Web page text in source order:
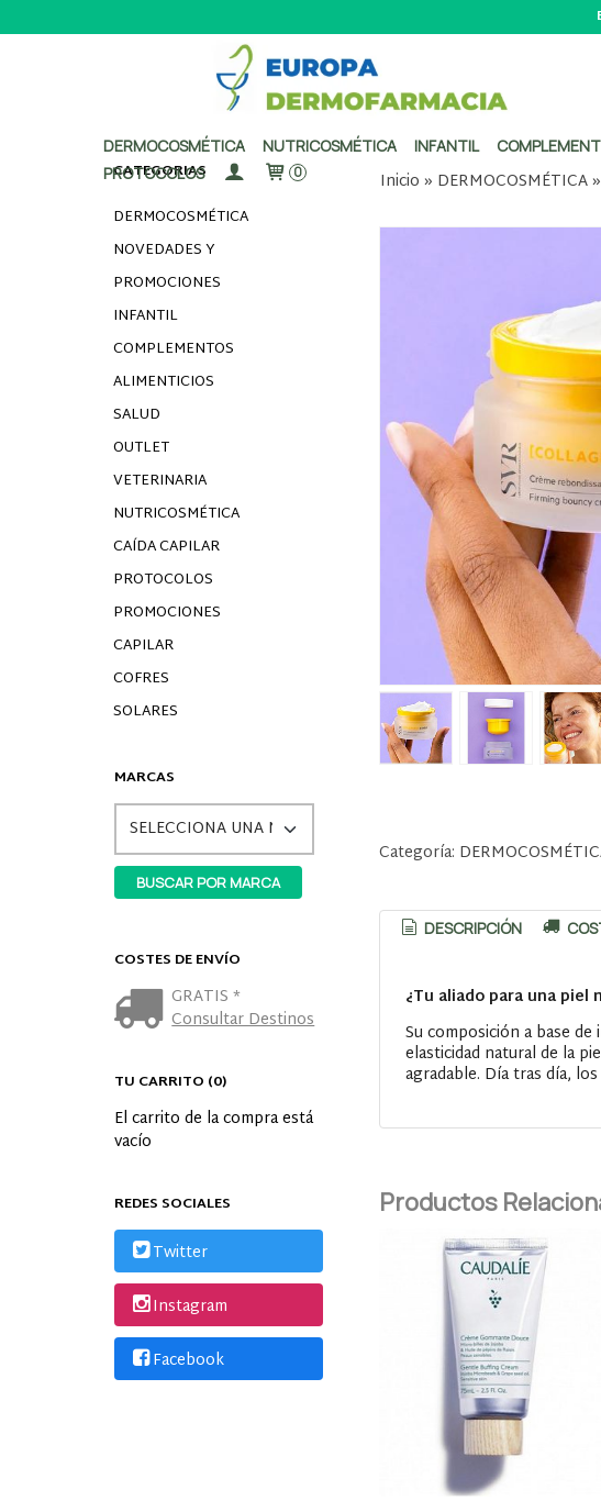
DERMOCOSMÉTICA NUTRICOSMÉTICA INFANTIL
PROTOCOLOS
0
CATEGORÍAS
DERMOCOSMÉTICA
NOVEDADES Y
PROMOCIONES
INFANTIL
COMPLEMENTOS
ALIMENTICIOS
SALUD
OUTLET
VETERINARIA
NUTRICOSMÉTICA
CAÍDA CAPILAR
PROTOCOLOS
PROMOCIONES
CAPILAR
COFRES
SOLARES
MARCAS
COSTES DE ENVÍO
GRATIS *
Consultar Destinos
TU CARRITO (0)
El carrito de la compra está
vacío
REDES SOCIALES
Twitter
Instagram
Facebook
Inicio » DERMOCOSMÉTICA»
Categoría:
DESCRIPCIÓN
¿Tu aliado para una piel
Su composición a base
elasticidad natural de la
agradable. Día tras día,
Productos